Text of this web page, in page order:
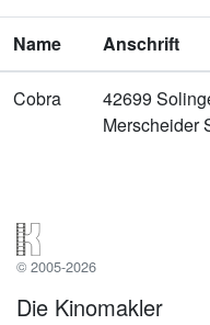
Name Anschrift
Cobra
42699
Merscheider
© 2005-2026
Die Kinomakler